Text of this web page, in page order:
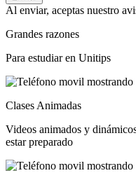
Al enviar, aceptas nuestro
Grandes razones
Para estudiar en Unitips
Clases Animadas
Videos animados y
estar preparado